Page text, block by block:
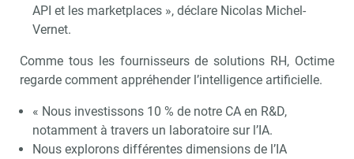
API et les marketplaces », déclare Nicolas Michel-
Vernet.
Comme tous les fournisseurs de solutions RH, Octime
regarde comment appréhender l’intelligence artificielle.
« Nous investissons 10 % de notre CA en R&D,
notamment à travers un laboratoire sur l’IA.
Nous explorons différentes dimensions de l’IA
Valider